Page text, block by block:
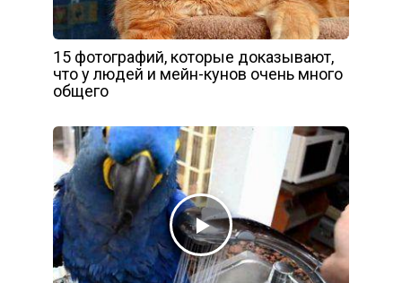
15 фотографий, которые доказывают,
что у людей и мейн-кунов очень много
общего